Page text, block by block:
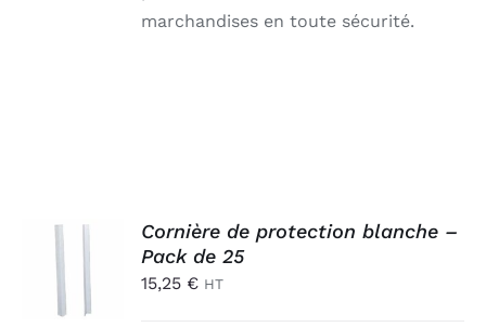
marchandises en toute sécurité.
AJOUTER
DÉTAILS
Cornière de protection blanche –
Pack de 25
15,25 € HT